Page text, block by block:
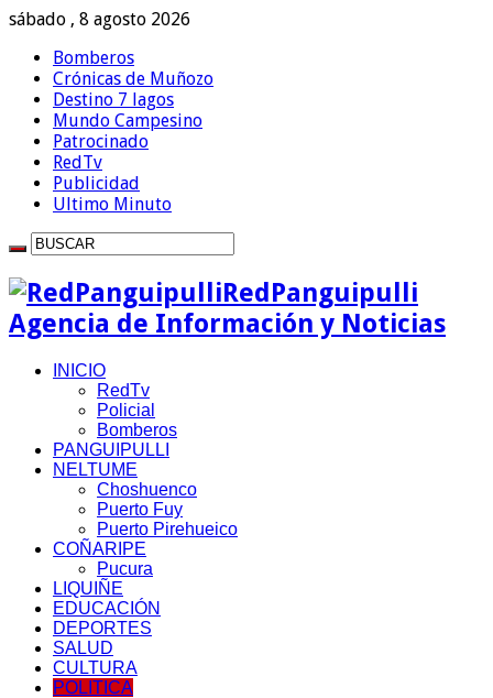
sábado , 8 agosto 2026
Bomberos
Crónicas de Muñozo
Destino 7 lagos
Mundo Campesino
Patrocinado
RedTv
Publicidad
Ultimo Minuto
RedPanguipulli
Agencia de Información y Noticias
INICIO
RedTv
Policial
Bomberos
PANGUIPULLI
NELTUME
Choshuenco
Puerto Fuy
Puerto Pirehueico
COÑARIPE
Pucura
LIQUIÑE
EDUCACIÓN
DEPORTES
SALUD
CULTURA
POLITICA